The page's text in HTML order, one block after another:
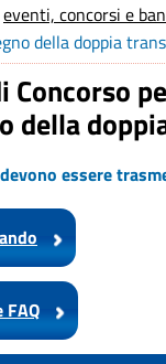
eventi, concorsi e
della doppia
Concorso
della
essere
FAQ